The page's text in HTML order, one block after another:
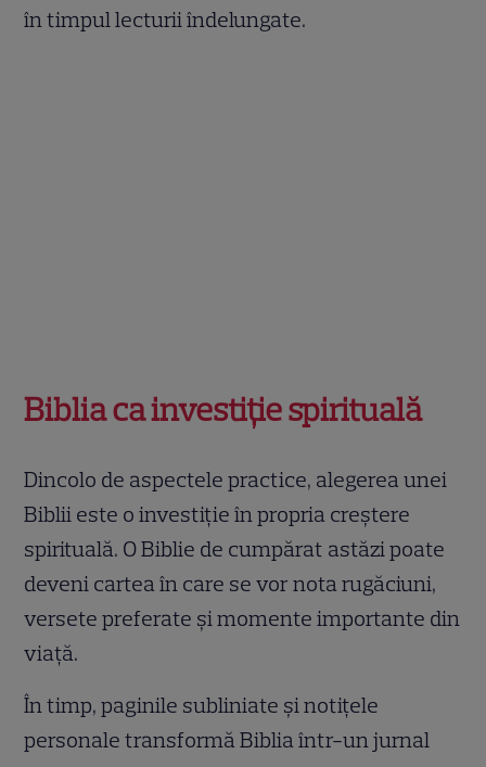
în timpul lecturii îndelungate.
Biblia ca investiție spirituală
Dincolo de aspectele practice, alegerea unei
Biblii este o investiție în propria creștere
spirituală. O Biblie de cumpărat astăzi poate
deveni cartea în care se vor nota rugăciuni,
versete preferate și momente importante din
viață.
În timp, paginile subliniate și notițele
personale transformă Biblia într-un jurnal